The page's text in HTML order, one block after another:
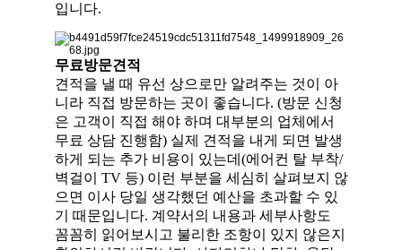
입니다.
무료방문견적
견적을 낼 때 유선 상으로만 알려주는 것이 아
니라 직접 방문하는 곳이 좋습니다. (방문 신청
은 고객이 직접 해야 하며 대부분의 업체에서
무료 상담 진행함) 실제 견적을 내게 되면 발생
하게 되는 추가 비용이 있는데(에어컨 탈 부착/
벽걸이 TV 등) 이런 부분을 세심히 살펴보지 않
으면 이사 당일 생각했던 예산을 초과할 수 있
기 때문입니다. 계약서의 내용과 세부사항도
꼼꼼히 읽어보시고 불리한 조항이 있지 않은지